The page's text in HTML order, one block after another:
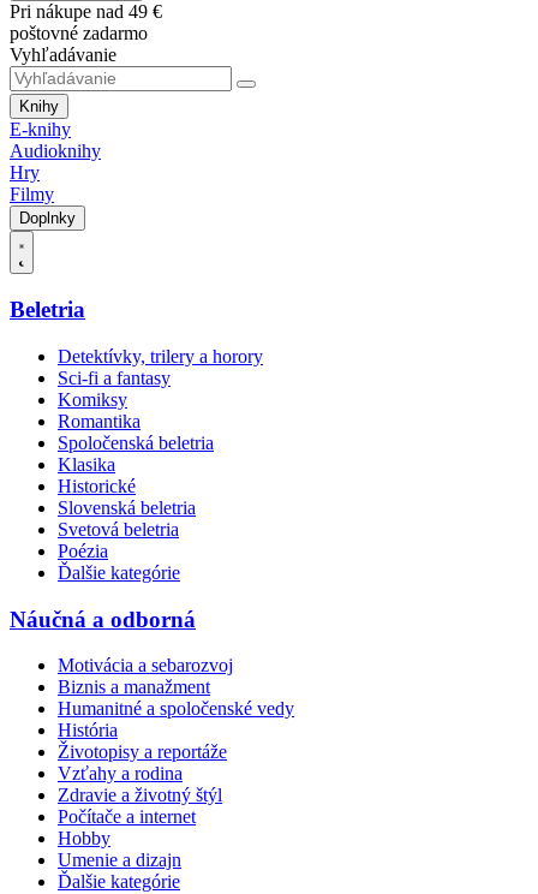
Pri nákupe nad 49 €
poštovné zadarmo
Vyhľadávanie
Knihy
E-knihy
Audioknihy
Hry
Filmy
Doplnky
Beletria
Detektívky, trilery a horory
Sci-fi a fantasy
Komiksy
Romantika
Spoločenská beletria
Klasika
Historické
Slovenská beletria
Svetová beletria
Poézia
Ďalšie kategórie
Náučná a odborná
Motivácia a sebarozvoj
Biznis a manažment
Humanitné a spoločenské vedy
História
Životopisy a reportáže
Vzťahy a rodina
Zdravie a životný štýl
Počítače a internet
Hobby
Umenie a dizajn
Ďalšie kategórie